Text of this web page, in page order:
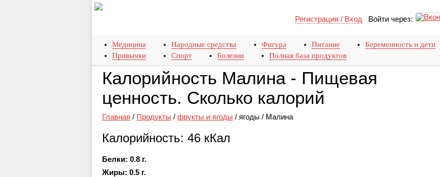
Регистрация / Вход Войти через:
Медицина Народные средства Фигура Питание Беременность и дети
Привычки
Спорт Болезни Полная база продуктов
Калорийность Малина - Пищевая
ценность. Сколько калорий
Главная / Продукты / фрукты и ягоды / ягоды / Малина
Калорийность: 46 кКал
Белки: 0.8 г.
Жиры: 0.5 г.